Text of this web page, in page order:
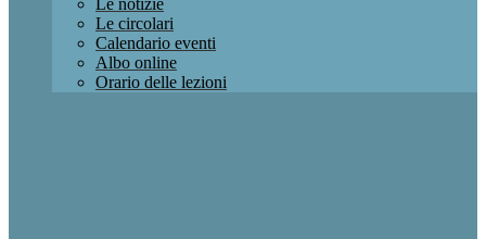
Le notizie
Le circolari
Calendario eventi
Albo online
Orario delle lezioni